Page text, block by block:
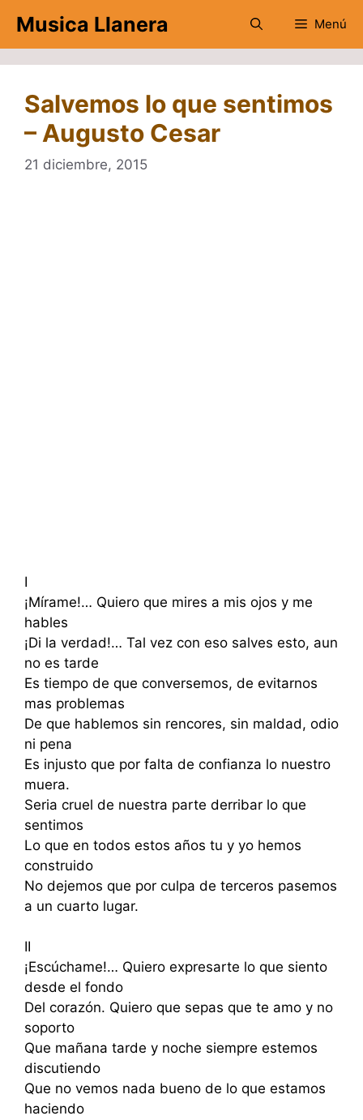
contenido
Musica Llanera Menú
Salvemos lo que sentimos
– Augusto Cesar
21 diciembre, 2015
I
¡Mírame!… Quiero que mires a mis ojos y me
hables
¡Di la verdad!… Tal vez con eso salves esto, aun
no es tarde
Es tiempo de que conversemos, de evitarnos
mas problemas
De que hablemos sin rencores, sin maldad, odio
ni pena
Es injusto que por falta de confianza lo nuestro
muera.
Seria cruel de nuestra parte derribar lo que
sentimos
Lo que en todos estos años tu y yo hemos
construido
No dejemos que por culpa de terceros pasemos
a un cuarto lugar.
II
¡Escúchame!… Quiero expresarte lo que siento
desde el fondo
Del corazón. Quiero que sepas que te amo y no
soporto
Que mañana tarde y noche siempre estemos
discutiendo
Que no vemos nada bueno de lo que estamos
haciendo